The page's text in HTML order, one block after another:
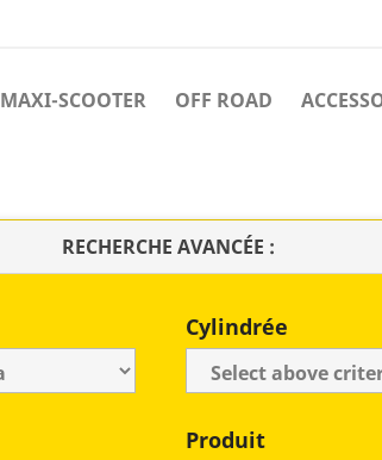
MAXI-SCOOTER OFF ROAD
RECHERCHE AVANCÉE :
Cylindrée
Produit